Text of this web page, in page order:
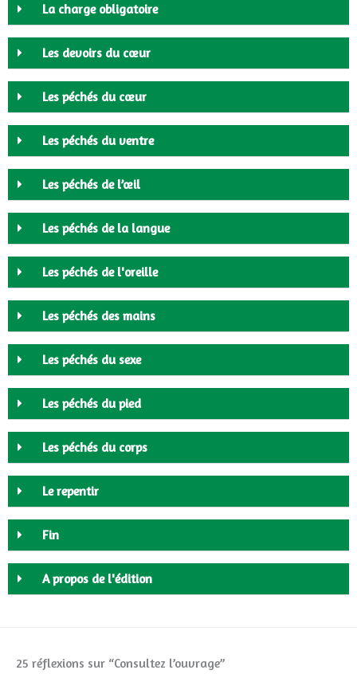
La charge obligatoire
Les devoirs du cœur
Les péchés du cœur
Les péchés du ventre
Les péchés de l’œil
Les péchés de la langue
Les péchés de l'oreille
Les péchés des mains
Les péchés du sexe
Les péchés du pied
Les péchés du corps
Le repentir
Fin
A propos de l'édition
25 réflexions sur “Consultez l’ouvrage”